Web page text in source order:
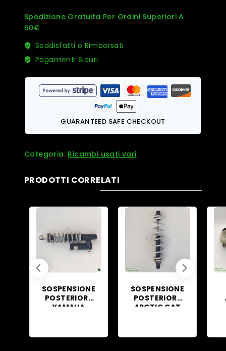
Spedizione Gratuita Per Ordini Superiori A
50€
Soddisfatti o Rimborsati
Pagamenti Sicuri
GUARANTEED SAFE CHECKOUT
Categoria: Ricambi usati vari
PRODOTTI CORRELATI
SOSPENSIONE
POSTERIORE
YAMAHA
SOSPENSIONE
POSTERIORE
ARCTIC CAT